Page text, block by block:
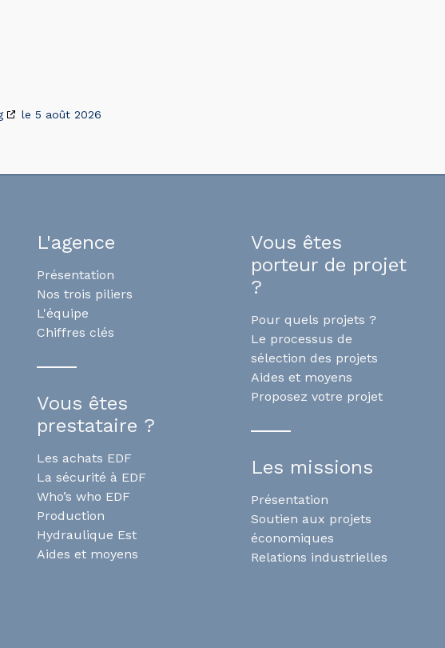
le 5 août 2026
L'agence
Présentation
Nos trois piliers
L'équipe
Chiffres clés
Vous êtes
prestataire ?
Les achats EDF
La sécurité à EDF
Who’s who EDF
Production
Hydraulique Est
Aides et moyens
Vous êtes
porteur de projet
?
Pour quels projets ?
Le processus de
sélection des projets
Aides et moyens
Proposez votre projet
Les missions
Présentation
Soutien aux projets
économiques
Relations industrielles